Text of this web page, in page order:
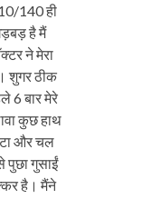
140 ही
है मैं
ने मेरा
शुगर ठीक
6 बार मेरे
कुछ हाथ
और चल
पुछा गुसाईं
है। मैंने